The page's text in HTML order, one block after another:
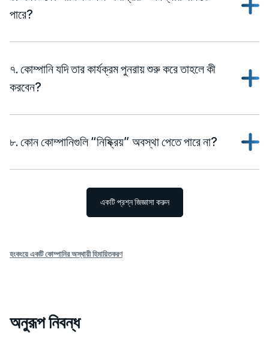
পারে?
৭. কোম্পানি যদি তার কার্যক্রম পুনরায় শুরু করে তাহলে কী
করবেন?
৮. কোন কোম্পানিগুলি “নিষ্ক্রিয়” অবস্থা পেতে পারে না?
একটি প্রশ্ন জিজ্ঞাসা করুন
হংকংয়ে একটি কোম্পানির অস্থায়ী হিমায়িতকরণ
অনুরূপ নিবন্ধ